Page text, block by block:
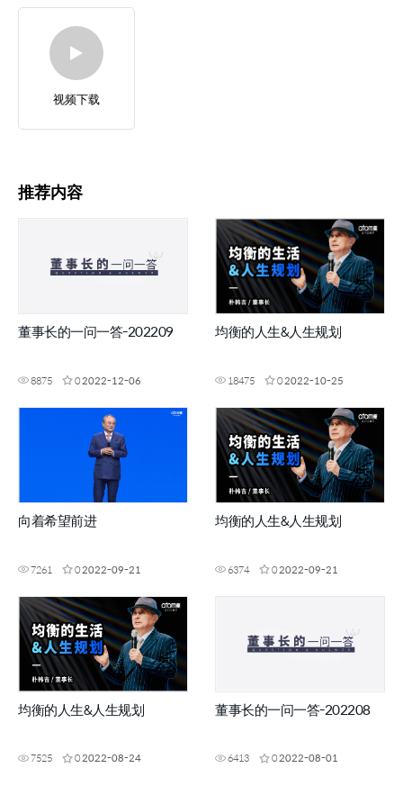
视频下载
推荐内容
董事长的一问一答-202209
8875 02022-12-06
均衡的人生&人生规划
18475 02022-10-25
向着希望前进
7261 02022-09-21
均衡的人生&人生规划
6374 02022-09-21
均衡的人生&人生规划
7525 02022-08-24
董事长的一问一答-202208
6413 02022-08-01